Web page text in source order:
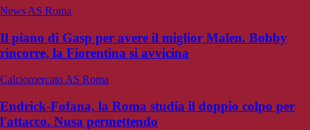
News AS Roma
Il piano di Gasp per avere il miglior Malen. Bobby
rincorre, la Fiorentina si avvicina
Calciomercato AS Roma
Endrick-Fofana, la Roma studia il doppio colpo per
l'attacco. Nusa permettendo